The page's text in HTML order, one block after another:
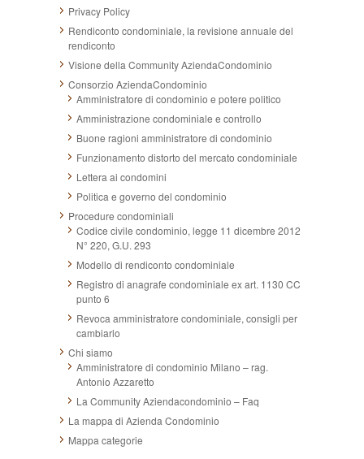
Privacy Policy
Rendiconto condominiale, la revisione annuale del
rendiconto
Visione della Community AziendaCondominio
Consorzio AziendaCondominio
Amministratore di condominio e potere politico
Amministrazione condominiale e controllo
Buone ragioni amministratore di condominio
Funzionamento distorto del mercato condominiale
Lettera ai condomini
Politica e governo del condominio
Procedure condominiali
Codice civile condominio, legge 11 dicembre 2012
N° 220, G.U. 293
Modello di rendiconto condominiale
Registro di anagrafe condominiale ex art. 1130 CC
punto 6
Revoca amministratore condominiale, consigli per
cambiarlo
Chi siamo
Amministratore di condominio Milano – rag.
Antonio Azzaretto
La Community Aziendacondominio – Faq
La mappa di Azienda Condominio
Mappa categorie